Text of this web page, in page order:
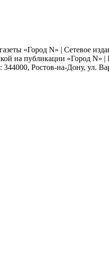
«Город N» | Сетевое
на публикации «Город
Ростов-на-Дону, ул.